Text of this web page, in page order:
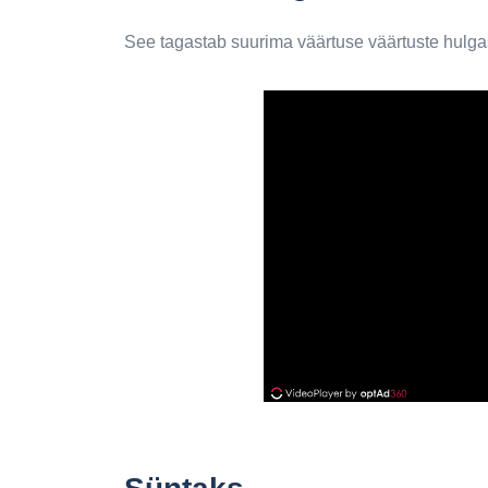
See tagastab suurima väärtuse väärtuste